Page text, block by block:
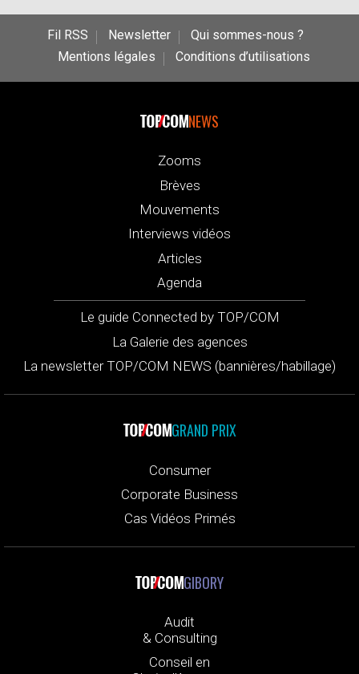
Fil RSS Newsletter
Qui sommes-nous ?
Mentions légales
Conditions d’utilisations
NEWS
Zooms
Brèves
Mouvements
Interviews vidéos
Articles
Agenda
Le guide Connected by TOP/COM
La Galerie des agences
La newsletter TOP/COM NEWS (bannières/habillage)
GRAND PRIX
Consumer
Corporate Business
Cas Vidéos Primés
GIBORY
Audit
& Consulting
Conseil en